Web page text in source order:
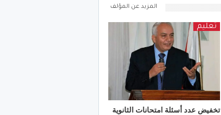
المزيد عن المؤلف
تعليم
تخفيض عدد أسئلة امتحانات الثانوية